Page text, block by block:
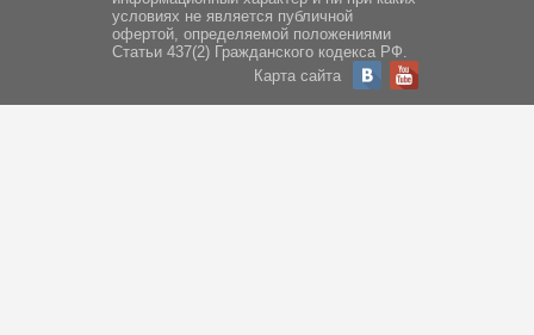
условиях не является публичной
офертой, определяемой положениями
Статьи 437(2) Гражданского кодекса РФ.
Карта сайта